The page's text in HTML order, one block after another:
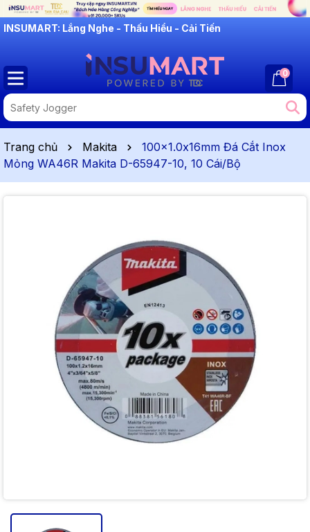
INSUMART: Lắng Nghe - Thấu Hiểu - Cải Tiến
0
Trang chủ Makita
100x1.0x16mm Đá Cắt Inox
Mỏng WA46R Makita D-65947-10, 10 Cái/Bộ